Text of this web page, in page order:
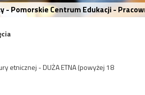
- Pomorskie Centrum Edukacji -
etnicznej - DUŻA ETNA (powyżej 18